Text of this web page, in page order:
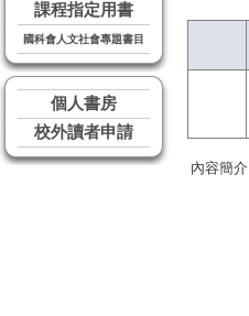
課程指定用書
國科會人文社會專題書目
個人書房
校外讀者申請
內容簡介